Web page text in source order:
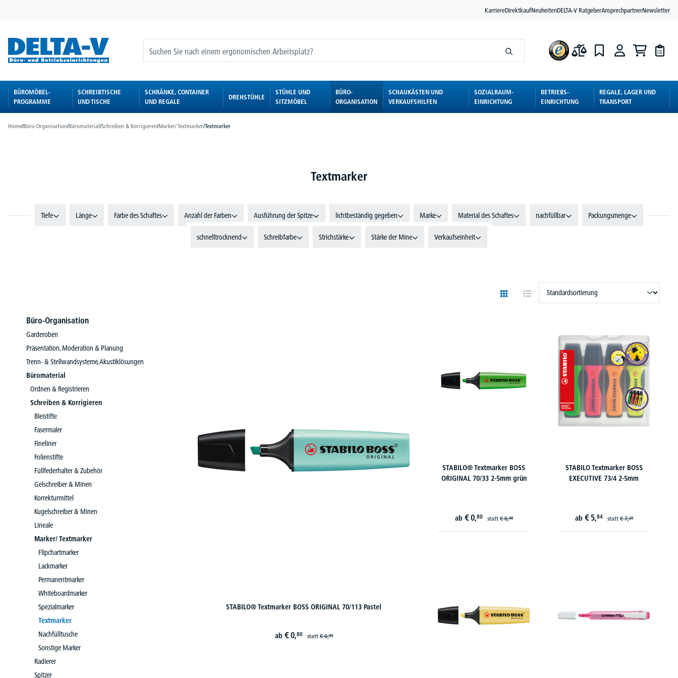
KarriereDirektkaufNeuheitenDELTA-V RatgeberAnsprechpartnerNewsletter
BÜROMÖBEL-
PROGRAMME
SCHREIBTISCHE
UND TISCHE
SCHRÄNKE, CONTAINER
UND REGALE
DREHSTÜHLE
STÜHLE UND
SITZMÖBEL
BÜRO-
ORGANISATION
SCHAUKÄSTEN UND
VERKAUFSHILFEN
SOZIALRAUM-
EINRICHTUNG
BETRIEBS-
EINRICHTUNG
REGALE, LAGER UND
TRANSPORT
Home/Büro-Organisation/Büromaterial/Schreiben & Korrigieren/Marker/ Textmarker/Textmarker
Textmarker
Tiefe Länge Farbe des Schaftes Anzahl der Farben Ausführung der Spitze lichtbeständig gegeben Marke Material des Schaftes nachfüllbar Packungsmenge
schnelltrocknend Schreibfarbe Strichstärke Stärke der Mine Verkaufseinheit
Büro-Organisation
Garderoben
Präsentation, Moderation & Planung
Trenn- & Stellwandsysteme, Akustiklösungen
Büromaterial
Ordnen & Registrieren
Schreiben & Korrigieren
Bleistifte
Fasermaler
Fineliner
Folienstifte
Füllfederhalter & Zubehör
Gelschreiber & Minen
Korrekturmittel
Kugelschreiber & Minen
Lineale
Marker/ Textmarker
Flipchartmarker
Lackmarker
Permanentmarker
Whiteboardmarker
Spezialmarker
Textmarker
Nachfülltusche
Sonstige Marker
Radierer
Spitzer
STABILO® Textmarker BOSS ORIGINAL 70/113 Pastel
ab € 0,80 statt€ 0,99
STABILO® Textmarker BOSS
ORIGINAL 70/33 2-5mm grün
ab € 0,80 statt€ 0,99
STABILO Textmarker BOSS
EXECUTIVE 73/4 2-5mm
ab € 5,84 statt€ 7,29